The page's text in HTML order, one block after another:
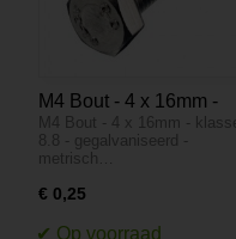
M4 Bout - 4 x 16mm -
klasse 8.8 -
gegalvaniseerd -
M4 Bout - 4 x 16mm - klasse
8.8 - gegalvaniseerd -
metrisch…
€ 0,25